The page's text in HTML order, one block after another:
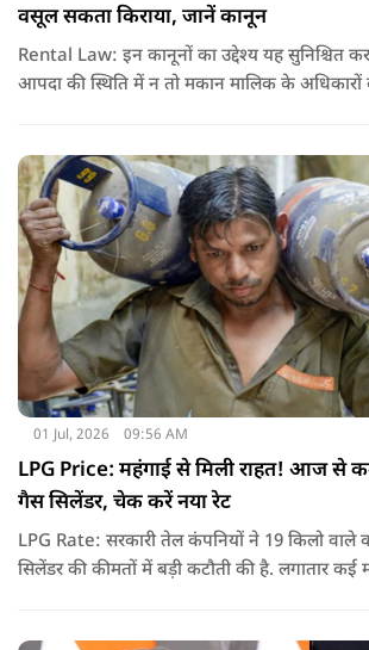
वसूल सकता किराया, जानें कानून
Rental Law: इन कानूनों का उद्देश्य यह सुनिश्चित
आपदा की स्थिति में न तो मकान मालिक के अधिकारों
01 Jul, 2026 09:56 AM
LPG Price: महंगाई से मिली राहत! आज से
गैस सिलेंडर, चेक करें नया रेट
LPG Rate: सरकारी तेल कंपनियों ने 19 किलो वाले
सिलेंडर की कीमतों में बड़ी कटौती की है. लगातार कई